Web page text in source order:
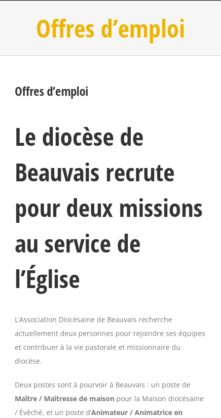
Offres d’emploi
Offres d’emploi
Le diocèse de
Beauvais recrute
pour deux missions
au service de
l’Église
L’Association Diocésaine de Beauvais recherche
actuellement deux personnes pour rejoindre ses équipes
et contribuer à la vie pastorale et missionnaire du
diocèse.
Deux postes sont à pourvoir à Beauvais : un poste de
Maître / Maîtresse de maison pour la Maison diocésaine
/ Évêché, et un poste d’Animateur / Animatrice en